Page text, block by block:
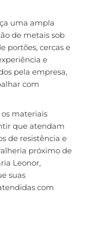
uma ampla
de metais sob
portões, cercas e
e
pela empresa,
com
materiais
que atendam
de resistência e
próximo de
Leonor,
suas
com